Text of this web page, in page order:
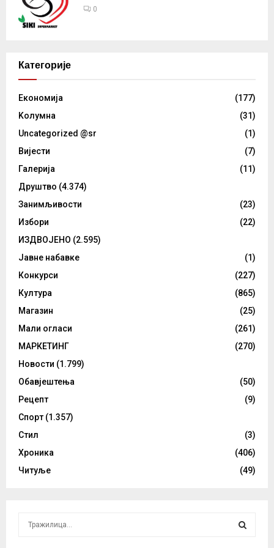
0
Категорије
Eкономија
(177)
Kолумнa
(31)
Uncategorized @sr
(1)
Вијести
(7)
Галерија
(11)
Друштво (4.374)
Занимљивости
(23)
Избори
(22)
ИЗДВОЈЕНО (2.595)
Јавне набавке
(1)
Конкурси
(227)
Култура
(865)
Магазин
(25)
Мали огласи
(261)
МАРКЕТИНГ
(270)
Новости (1.799)
Обавјештења
(50)
Рецепт
(9)
Спорт (1.357)
Стил
(3)
Хроника
(406)
Читуље
(49)